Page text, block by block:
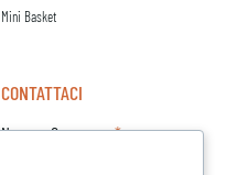
Mini Basket
CONTATTACI
Nome e Cognome